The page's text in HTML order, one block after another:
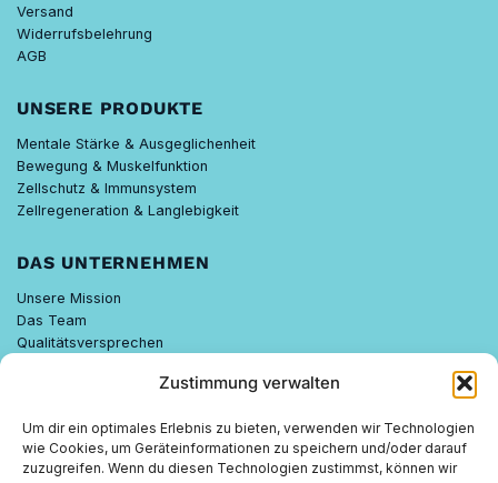
Zustimmung verwalten
Um dir ein optimales Erlebnis zu bieten, verwenden wir Technologien
wie Cookies, um Geräteinformationen zu speichern und/oder darauf
zuzugreifen. Wenn du diesen Technologien zustimmst, können wir
Versand
Widerrufsbelehrung
AGB
UNSERE PRODUKTE
Mentale Stärke & Ausgeglichenheit
Bewegung & Muskelfunktion
Zellschutz & Immunsystem
Zellregeneration & Langlebigkeit
DAS UNTERNEHMEN
Unsere Mission
Das Team
Qualitätsversprechen
FEELGOOD WISSEN